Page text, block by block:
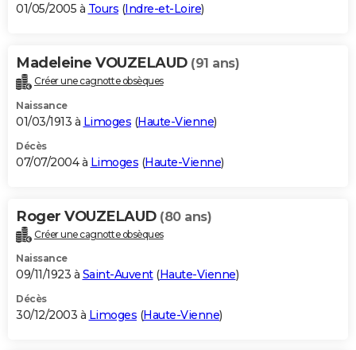
01/05/2005 à Tours (Indre-et-Loire)
Madeleine VOUZELAUD (91 ans)
Créer une cagnotte obsèques
Naissance
01/03/1913 à Limoges (Haute-Vienne)
Décès
07/07/2004 à Limoges (Haute-Vienne)
Roger VOUZELAUD (80 ans)
Créer une cagnotte obsèques
Naissance
09/11/1923 à Saint-Auvent(Haute-Vienne)
Décès
30/12/2003 à Limoges (Haute-Vienne)